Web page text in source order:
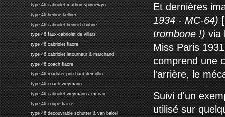
type 46 cabriolet mathon spinnewyn
type 46 berline kellner
type 46 cabriolet heinrich buhne
type 46 faux-cabriolet de villars
type 46 cabriolet fiacre
type 46 cabriolet letourneur & marchand
type 46 coach fiacre
type 46 roadster pritchard-demollin
type 46 coach weymann
type 46 cabriolet weymann / mcnair
type 46 coupe fiacre
type 46 decouvrable schutter & van bakel
Et dernières
1934 - MC-64)
trombone !)via
Miss Paris
comprend une
l'arrière, le
Suivi d'un
utilisé sur